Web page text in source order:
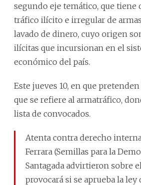
segundo eje temático, que tiene
tráfico ilícito e irregular de
lavado de dinero, cuyo origen
ilícitas que incursionan en el
económico del país.
Este jueves 10, en que
que se refiere al armatráfico,
lista de convocados.
Atenta contra derecho
Ferrara (Semillas para la
Santagada advirtieron sobre
provocará si se aprueba la ley